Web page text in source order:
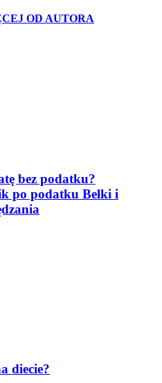
OD AUTORA
bez podatku?
po podatku Belki i
diecie?